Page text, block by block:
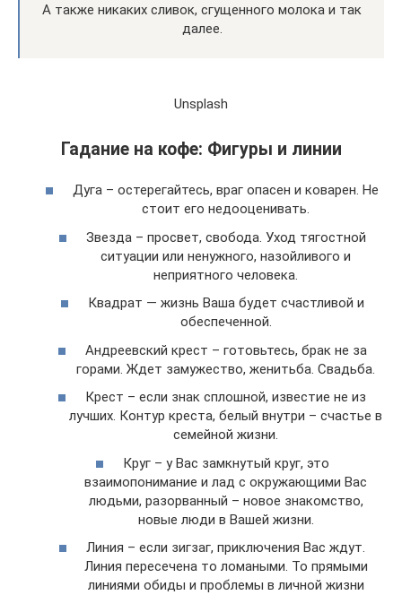
А также никаких сливок, сгущенного молока и так
далее.
Unsplash
Гадание на кофе: Фигуры и линии
Дуга – остерегайтесь, враг опасен и коварен. Не
стоит его недооценивать.
Звезда – просвет, свобода. Уход тягостной
ситуации или ненужного, назойливого и
неприятного человека.
Квадрат — жизнь Ваша будет счастливой и
обеспеченной.
Андреевский крест – готовьтесь, брак не за
горами. Ждет замужество, женитьба. Свадьба.
Крест – если знак сплошной, известие не из
лучших. Контур креста, белый внутри – счастье в
семейной жизни.
Круг – у Вас замкнутый круг, это
взаимопонимание и лад с окружающими Вас
людьми, разорванный – новое знакомство,
новые люди в Вашей жизни.
Линия – если зигзаг, приключения Вас ждут.
Линия пересечена то ломаными. То прямыми
линиями обиды и проблемы в личной жизни